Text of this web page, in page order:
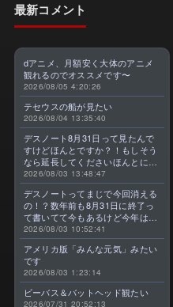
最新コメント
dアニメ、月額安く大体のアニメ
観れるのでオススメです〜
2026/08/05 4:20:26
テセウスの船が見たい
2026/08/04 13:35:40
デスノート8月31日って見たんで
すけどほんとですか？！もしそう
なら延長してくださいほんとに大
好きなんです😭
2026/08/03 13:48:47
デスノートってまじで今回消える
の！？数年前も8月31日に終了っ
て書いてて今もあるけど今年はま
じのやつ！？よくわからん！！で
きればなくならないでほしい！平
成アニメを振り返らせてくれっ
っ！！！！！！！
2026/08/03 10:52:41
アメリカ版「みんな元気」みたい
です
2026/08/03 1:23:14
ビーバス＆バットヘッド観たい
2026/07/31 20:52:13